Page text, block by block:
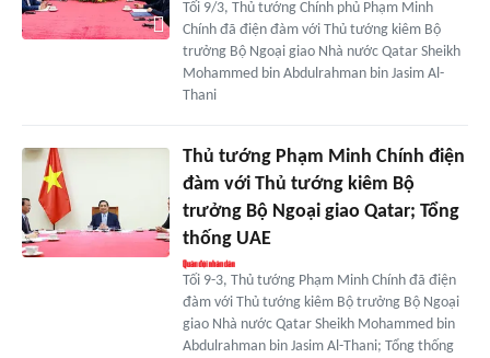
Tối 9/3, Thủ tướng Chính phủ Phạm Minh
Chính đã điện đàm với Thủ tướng kiêm Bộ
trưởng Bộ Ngoại giao Nhà nước Qatar Sheikh
Mohammed bin Abdulrahman bin Jasim Al-
Thani
Thủ tướng Phạm Minh Chính điện
đàm với Thủ tướng kiêm Bộ
trưởng Bộ Ngoại giao Qatar; Tổng
thống UAE
Tối 9-3, Thủ tướng Phạm Minh Chính đã điện
đàm với Thủ tướng kiêm Bộ trưởng Bộ Ngoại
giao Nhà nước Qatar Sheikh Mohammed bin
Abdulrahman bin Jasim Al-Thani; Tổng thống